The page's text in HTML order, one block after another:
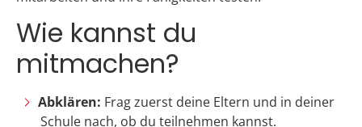
Wie kannst du
mitmachen?
Abklären: Frag zuerst deine Eltern und in deiner
Schule nach, ob du teilnehmen kannst.